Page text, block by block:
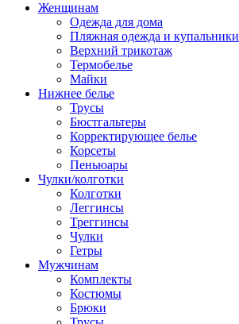
Женщинам
Одежда для дома
Пляжная одежда и купальники
Верхний трикотаж
Термобелье
Майки
Нижнее белье
Трусы
Бюстгальтеры
Корректирующее белье
Корсеты
Пеньюары
Чулки/колготки
Колготки
Леггинсы
Треггинсы
Чулки
Гетры
Мужчинам
Комплекты
Костюмы
Брюки